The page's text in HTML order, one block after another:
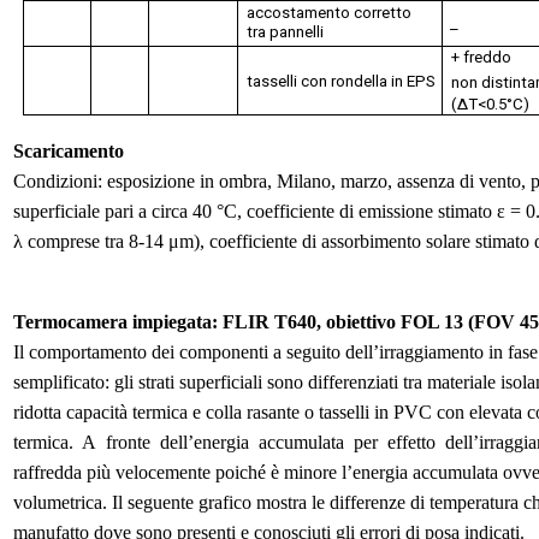
accostamento corretto
trapannelli –
tasselli con rondella inEPS
+ freddo
nondistinta
(ΔT<0 5°C)
Scaricamento
Condizioni: esposizione in ombra, Milano, marzo, assenza di vento,
superficiale pari a circa 40 °C, coefficiente di emissione stimato ε =
λ comprese tra 8-14 μm), coefficiente di assorbimento solare
Termocamera impiegata: FLIR T640, obiettivo FOL 13 (FOV
Il comportamento dei componenti a seguito dell’irraggiamento in
semplificato: gli strati superficiali sono differenziati tra materiale
ridotta capacità termica e colla rasante o tasselli in PVC con elevata
termica. A fronte dell’energia accumulata per effetto
raffredda più velocemente poiché è minore l’energia accumulata
volumetrica. Il seguente grafico mostra le differenze di temperatura
manufatto dove sono presenti e conosciuti gli errori di posa indicati.